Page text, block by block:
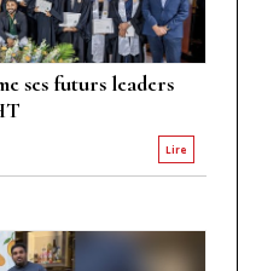
ses futurs leaders
Lire